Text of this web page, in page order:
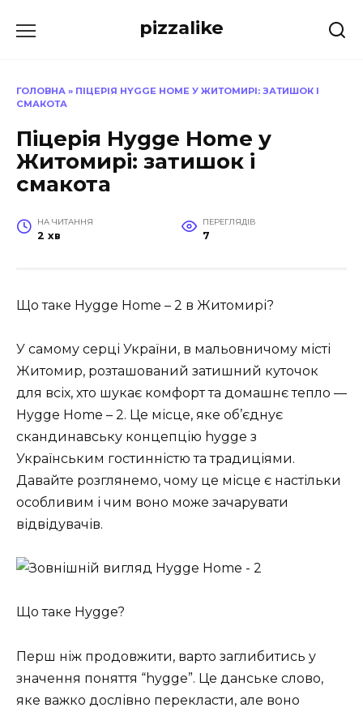
до
pizzalike
ГОЛОВНА » ПІЦЕРІЯ HYGGE HOME У ЖИТОМИРІ: ЗАТИШОК І
СМАКОТА
Піцерія Hygge Home у
Житомирі: затишок і
смакота
НА ЧИТАННЯ
2 хв
ПЕРЕГЛЯДІВ
7
Що таке Hygge Home – 2 в Житомирі?
У самому серці України, в мальовничому місті
Житомир, розташований затишний куточок
для всіх, хто шукає комфорт та домашнє тепло —
Hygge Home – 2. Це місце, яке об’єднує
скандинавську концепцію hygge з
Українським гостинністю та традиціями.
Давайте розглянемо, чому це місце є настільки
особливим і чим воно може зачарувати
відвідувачів.
Що таке Hygge?
Перш ніж продовжити, варто заглибитись у
значення поняття “hygge”. Це данське слово,
яке важко дослівно перекласти, але воно